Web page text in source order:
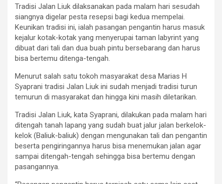
Tradisi Jalan Liuk dilaksanakan pada malam hari sesudah
siangnya digelar pesta resepsi bagi kedua mempelai.
Keunikan tradisi ini, ialah pasangan pengantin harus masuk
kejalur kotak-kotak yang menyerupai taman labyrint yang
dibuat dari tali dan dua buah pintu bersebarang dan harus
bisa bertemu ditenga-tengah.
Menurut salah satu tokoh masyarakat desa Marias H
Syaprani tradisi Jalan Liuk ini sudah menjadi tradisi turun
temurun di masyarakat dan hingga kini masih diletarikan.
Tradisi Jalan Liuk, kata Syaprani, dilakukan pada malam hari
ditengah tanah lapang yang sudah buat jalur jalan berkelok-
kelok (Baliuk-baliuk) dengan mengunakan tali dan pengantin
beserta pengiringannya harus bisa menemukan jalan agar
sampai ditengah-tengah sehingga bisa bertemu dengan
pasangannya.